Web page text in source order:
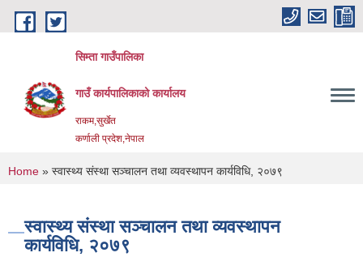
Skip to main content
सिम्ता गाउँपालिका
गाउँ कार्यपालिकाको कार्यालय
राकम,सुर्खेत
कर्णाली प्रदेश,नेपाल
You are here
Home » स्वास्थ्य संस्था सञ्चालन तथा व्यवस्थापन कार्यविधि, २०७९
स्वास्थ्य संस्था सञ्चालन तथा व्यवस्थापन
कार्यविधि, २०७९